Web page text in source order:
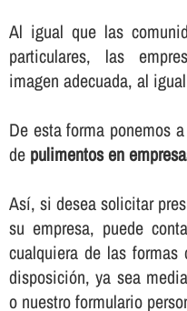
Al igual que las
particulares, las
imagen adecuada, al
De esta forma ponemos
de pulimentos en
Así­, si desea solicitar
su empresa, puede
cualquiera de las
disposición, ya sea
o nuestro formulario